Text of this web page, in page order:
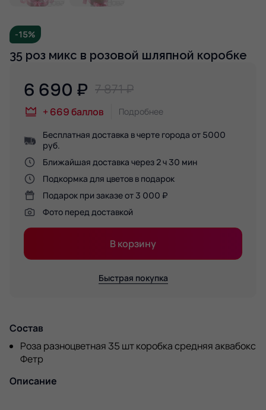
-15%
35 роз микс в розовой шляпной коробке
6 690 ₽ 7 871 ₽
+ 669баллов Подробнее
Бесплатная доставка в черте города от 5000
руб.
Ближайшая доставка через 2 ч 30 мин
Подкормка для цветов в подарок
Подарок при заказе от 3 000 ₽
Фото перед доставкой
В корзину
Быстрая покупка
Состав
Роза разноцветная 35 шт коробка средняя аквабокс
Фетр
Описание